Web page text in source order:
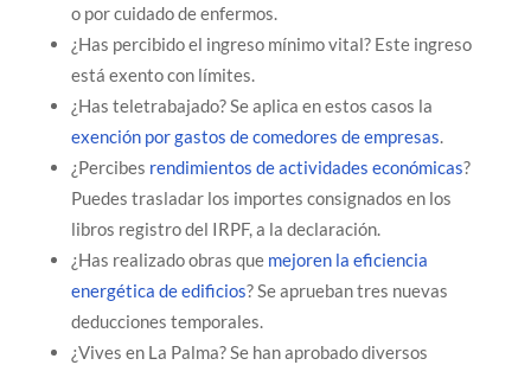
o por cuidado de enfermos.
¿Has percibido el ingreso mínimo vital? Este ingreso
está exento con límites.
¿Has teletrabajado? Se aplica en estos casos la
exención por gastos de comedores de empresas.
¿Percibes rendimientos de actividades económicas?
Puedes trasladar los importes consignados en los
libros registro del IRPF, a la declaración.
¿Has realizado obras que mejoren la eficiencia
energética de edificios? Se aprueban tres nuevas
deducciones temporales.
¿Vives en La Palma? Se han aprobado diversos